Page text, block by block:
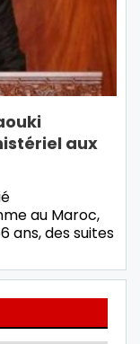
aux
au Maroc,
ans, des suites